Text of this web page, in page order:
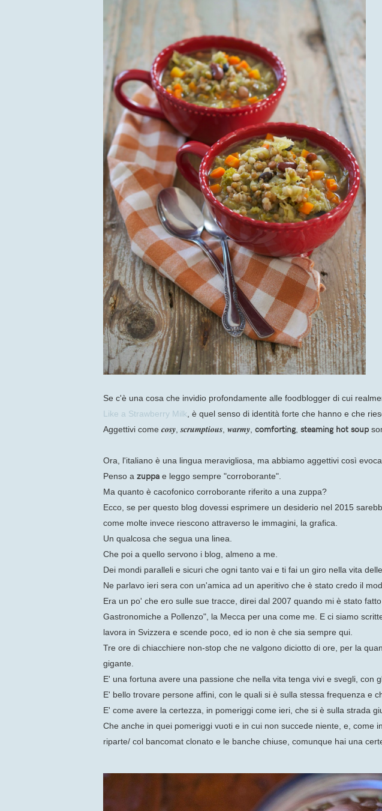
Se c'è una cosa che invidio profondamente alle foodblogger di cui
Like a Strawberry Milk, è quel senso di identità forte che hanno e che
Aggettivi come cosy,scrumptious, warmy, comforting, steaming hot soup
Ora, l'italiano è una lingua meravigliosa, ma abbiamo aggettivi così
Penso a zuppa e leggo sempre "corroborante".
Ma quanto è cacofonico corroborante riferito a una zuppa?
Ecco, se per questo blog dovessi esprimere un desiderio nel 2015
come molte invece riescono attraverso le immagini, la grafica.
Un qualcosa che segua una linea.
Che poi a quello servono i blog, almeno a me.
Dei mondi paralleli e sicuri che ogni tanto vai e ti fai un giro nella vita
Ne parlavo ieri sera con un'amica ad un aperitivo che è stato credo il
Era un po' che ero sulle sue tracce, direi dal 2007 quando mi è stato
Gastronomiche a Pollenzo", la Mecca per una come me. E ci siamo
lavora in Svizzera e scende poco, ed io non è che sia sempre qui.
Tre ore di chiacchiere non-stop che ne valgono diciotto di ore, per la
gigante.
E' una fortuna avere una passione che nella vita tenga vivi e svegli, con
E' bello trovare persone affini, con le quali si è sulla stessa frequenza e
E' come avere la certezza, in pomeriggi come ieri, che si è sulla strada
Che anche in quei pomeriggi vuoti e in cui non succede niente, e,
riparte/ col bancomat clonato e le banche chiuse, comunque hai una